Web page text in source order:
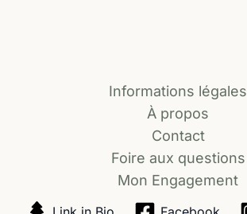
Informations légales
À propos
Contact
Foire aux questions
Mon Engagement